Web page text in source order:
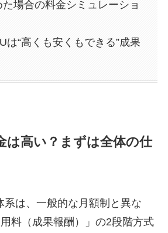
場合の料金シミュレーショ
は“高くも安くもできる”成果
は高い？まずは全体の仕
系は、一般的な月額制と異な
料（成果報酬）」の2段階方式